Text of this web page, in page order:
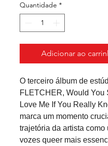
Quantidade *
Adicionar ao
O terceiro álbum de
FLETCHER, Would You
Love Me If You Really
marca um momento
trajetória da artista como
vozes queer mais